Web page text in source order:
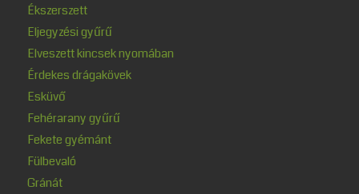
Ékszerszett
Eljegyzési gyűrű
Elveszett kincsek nyomában
Érdekes drágakövek
Esküvő
Fehérarany gyűrű
Fekete gyémánt
Fülbevaló
Gránát